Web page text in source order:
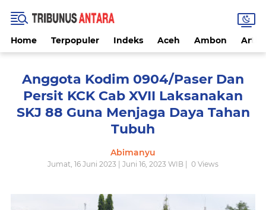
Home Terpopuler Indeks Aceh Ambon
Anggota Kodim 0904/Paser Dan
Persit KCK Cab XVII Laksanakan
SKJ 88 Guna Menjaga Daya Tahan
Tubuh
Abimanyu
Jumat, 16 Juni 2023 | Juni 16, 2023 WIB | 0 Views